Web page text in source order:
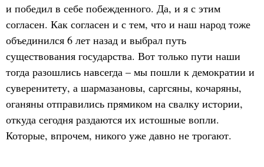
и победил в себе побежденного. Да, и я с этим
согласен. Как согласен и с тем, что и наш народ тоже
объединился 6 лет назад и выбрал путь
существования государства. Вот только пути наши
тогда разошлись навсегда – мы пошли к демократии и
суверенитету, а шармазановы, саргсяны, кочаряны,
оганяны отправились прямиком на свалку истории,
откуда сегодня раздаются их истошные вопли.
Которые, впрочем, никого уже давно не трогают.